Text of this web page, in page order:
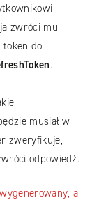
zwróci mu
do
.
musiał w
zweryfikuje,
odpowiedź.
a